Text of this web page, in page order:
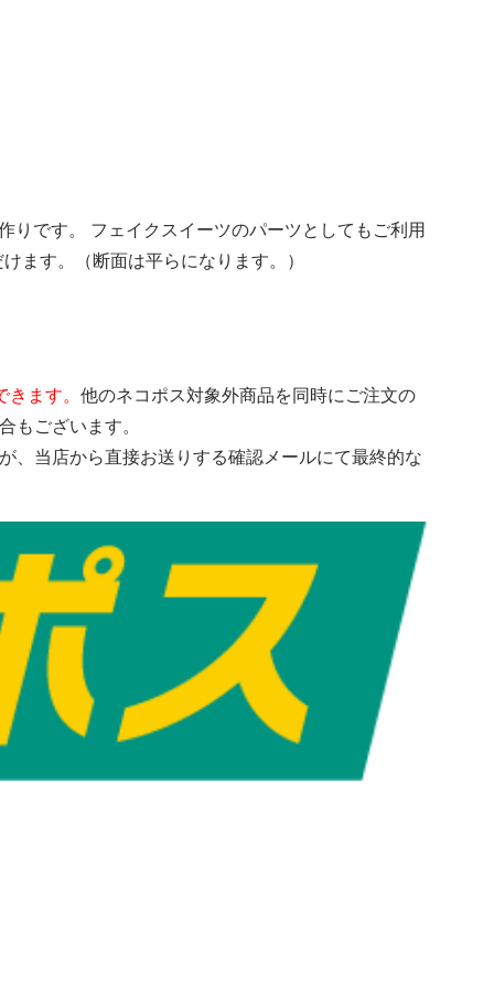
です。 フェイクスイーツのパーツとしてもご利用
ます。（断面は平らになります。）
ます。 他のネコポス対象外商品を同時にご注文の
もございます。
、当店から直接お送りする確認メールにて最終的な